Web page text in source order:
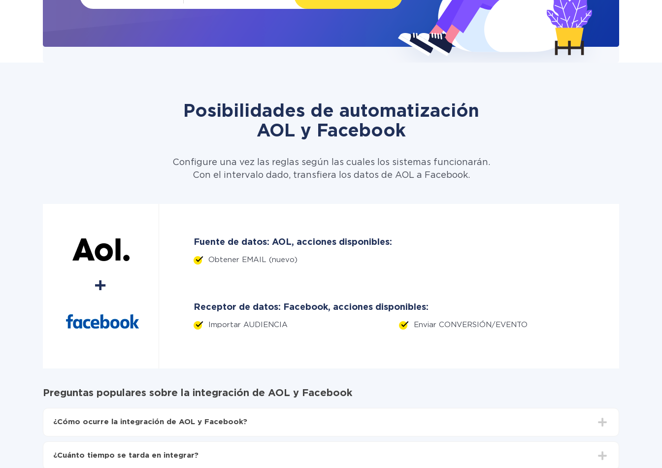
Posibilidades de automatización
AOL y Facebook
Configure una vez las reglas según las cuales los sistemas funcionarán.
Con el intervalo dado, transfiera los datos de AOL a Facebook.
Fuente de datos: AOL, acciones disponibles:
Obtener EMAIL (nuevo)
Receptor de datos: Facebook, acciones disponibles:
Importar AUDIENCIA Enviar CONVERSIÓN/EVENTO
Preguntas populares sobre la integración de AOL y Facebook
¿Cómo ocurre la integración de AOL y Facebook?
Active la actualización automática
¿Cuánto tiempo se tarda en integrar?